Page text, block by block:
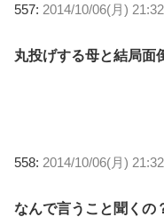
557: 2014/10/06(月)
丸投げする母と結局
558: 2014/10/06(月)
なんで言うこと聞くの